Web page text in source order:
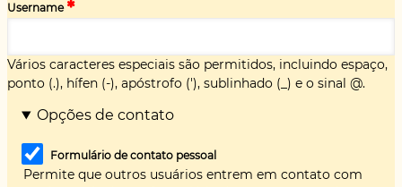
Username
Vários caracteres especiais são permitidos, incluindo espaço,
ponto (.), hífen (-), apóstrofo ('), sublinhado (_) e o sinal @.
Opções de contato
Formulário de contato pessoal
Permite que outros usuários entrem em contato com